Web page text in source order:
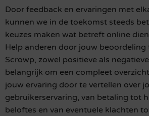
Door feedback en ervaringen met
kunnen we in de toekomst steeds
keuzes maken wat betreft online
Help anderen door jouw beoordeling
Scrowp, zowel positieve als
belangrijk om een compleet
jouw ervaring door te vertellen over
gebruikerservaring, van betaling tot
beloftes en van eventuele klachten